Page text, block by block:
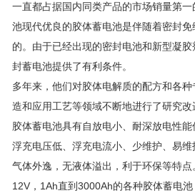
一直都占据国内同类产品的市场销量第
池现代优良的胶体蓄电池是伴随着密封
的。由于已经出现的密封电池和新型凝
封蓄电池提供了有利条件。
多年来，他们对胶体电解质的配方和各
造和应用工艺等领域不断地进行了研究改
胶体蓄电池具有自放电小、耐深放电性能
浮充电压低、浮充电流小、少维护、易
气体外逸，无液体溢出，利于环保等特
12V，1Ah直到3000Ah的各种胶体蓄电池